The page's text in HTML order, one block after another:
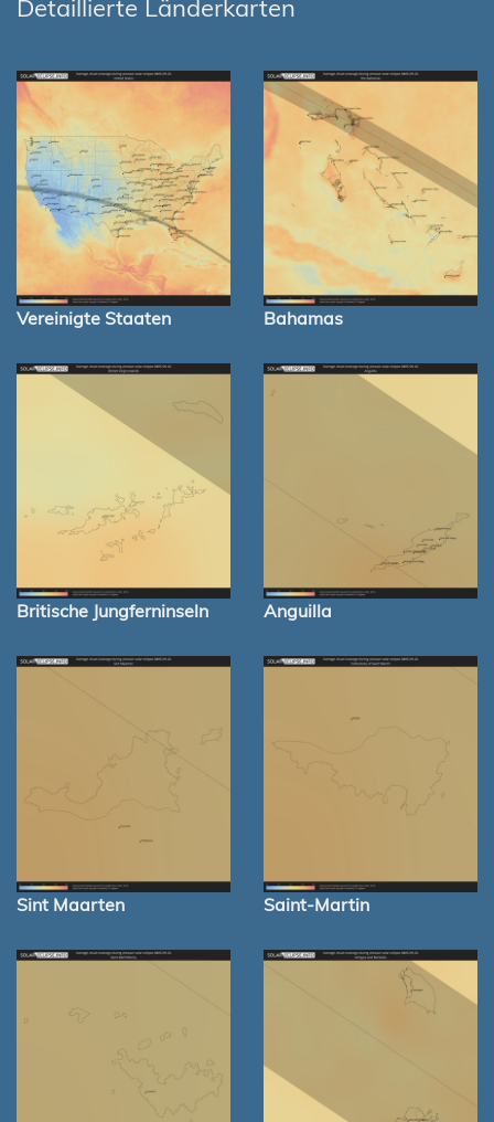
Detaillierte Länderkarten
Vereinigte Staaten Bahamas
Britische Jungferninseln Anguilla
Sint Maarten Saint-Martin